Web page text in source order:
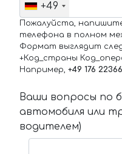
+49
Пожалуйста,
телефона в полном
Формат выглядит
+Код_страны
Например, +49 176
Ваши вопросы по
автомобиля или
водителем)